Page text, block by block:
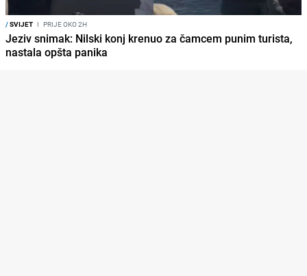
/SVIJET I PRIJE OKO 2H
Jeziv snimak: Nilski konj krenuo za čamcem punim turista,
nastala opšta panika